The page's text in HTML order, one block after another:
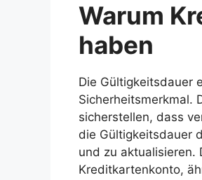
Warum
haben
Die Gültigkeitsdauer
Sicherheitsmerkmal.
sicherstellen, dass
die Gültigkeitsdauer
und zu aktualisieren.
Kreditkartenkonto,